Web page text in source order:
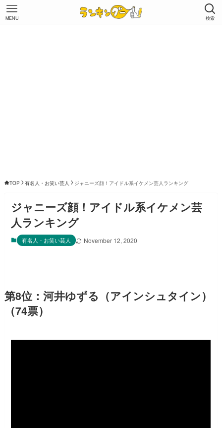
検索
MENU
TOP 有名人・お笑い芸人 ジャニーズ顔！アイドル系イケメン芸人ランキング
ジャニーズ顔！アイドル系イケメン芸
人ランキング
有名人・お笑い芸人 November 12, 2020
第8位：河井ゆずる（アインシュタイン）
（74票）